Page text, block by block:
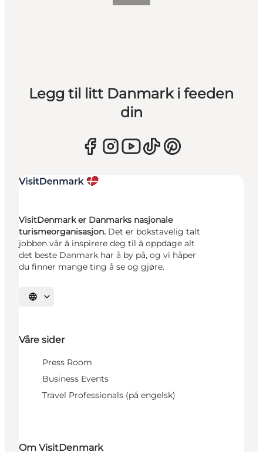
Legg til litt Danmark i feeden
din
VisitDenmark er Danmarks nasjonale
turismeorganisasjon. Det er bokstavelig talt
jobben vår å inspirere deg til å oppdage alt
det beste Danmark har å by på, og vi håper
du finner mange ting å se og gjøre.
Velg språk
Våre sider
Press Room
Business Events
Travel Professionals (på engelsk)
Om VisitDenmark